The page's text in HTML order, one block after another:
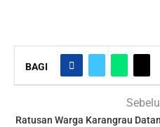
BAGI
Ratusan Warga Karangrau